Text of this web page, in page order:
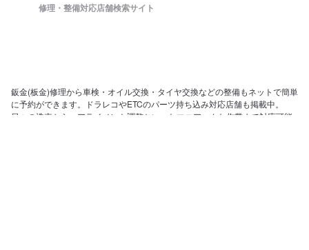
修理・整備対応店舗検索サイト
鈑金(板金)修理から車検・オイル交換・タイヤ交換などの整備もネットで簡単
に予約ができます。ドラレコやETCのパーツ持ち込み対応店舗も掲載中。
日々の洗車から、アライメント調整といったマニアックな作業まで対応可能